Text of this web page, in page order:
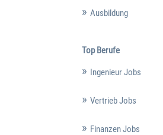
Ausbildung
Top Berufe
Ingenieur Jobs
Vertrieb Jobs
Finanzen Jobs